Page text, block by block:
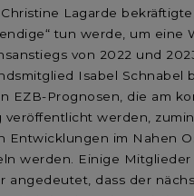
Lagarde
tun werde, um eine
von 2022 und
Isabel Schnabel
EZB-Prognosen, die am
veröffentlicht werden,
Entwicklungen im Nahen
werden. Einige Mitglieder
angedeutet, dass der